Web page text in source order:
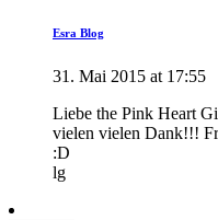
Esra Blog
31. Mai 2015 at 17:55
Liebe the Pink Heart
vielen vielen Dank!!!
:D
lg